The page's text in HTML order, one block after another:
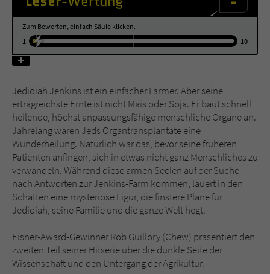
Zum Bewerten, einfach Säule klicken.
1
10
Jedidiah Jenkins ist ein einfacher Farmer. Aber seine
ertragreichste Ernte ist nicht Mais oder Soja. Er baut schnell
heilende, höchst anpassungsfähige menschliche Organe an.
Jahrelang waren Jeds Organtransplantate eine
Wunderheilung. Natürlich war das, bevor seine früheren
Patienten anfingen, sich in etwas nicht ganz Menschliches zu
verwandeln. Während diese armen Seelen auf der Suche
nach Antworten zur Jenkins-Farm kommen, lauert in den
Schatten eine mysteriöse Figur, die finstere Pläne für
Jedidiah, seine Familie und die ganze Welt hegt.
Eisner-Award-Gewinner Rob Guillory (Chew) präsentiert den
zweiten Teil seiner Hitserie über die dunkle Seite der
Wissenschaft und den Untergang der Agrikultur.
Name tx_pwcomments_ahash
Anbieter Literatur-Couch Medien GmbH & Co. KG
Zweck Cookie für Kommentare einzelner Buchtitel
Name fe_typo_user
Anbieter Literatur-Couch Medien GmbH & Co. KG
Laufzeit Session
Zweck
Dieses Cookie gewährleistet die
Kommunikation der Webseite mit dem
Benutzer. Es wird benötigt um z. B. den